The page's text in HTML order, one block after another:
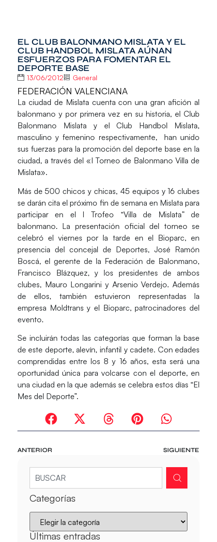
EL CLUB BALONMANO MISLATA Y EL
CLUB HANDBOL MISLATA AÚNAN
ESFUERZOS PARA FOMENTAR EL
DEPORTE BASE
13/06/2012 General
FEDERACIÓN VALENCIANA
La ciudad de Mislata cuenta con una gran afición al
balonmano y por primera vez en su historia, el Club
Balonmano Mislata y el Club Handbol Mislata,
masculino y femenino respectivamente, han unido
sus fuerzas para la promoción del deporte base en la
ciudad, a través del «I Torneo de Balonmano Villa de
Mislata».
Más de 500 chicos y chicas, 45 equipos y 16 clubes
se darán cita el próximo fin de semana en Mislata para
participar en el I Trofeo “Villa de Mislata” de
balonmano. La presentación oficial del torneo se
celebró el viernes por la tarde en el Bioparc, en
presencia del concejal de Deportes, José Ramón
Boscá, el gerente de la Federación de Balonmano,
Francisco Blázquez, y los presidentes de ambos
clubes, Mauro Longarini y Arsenio Verdejo. Además
de ellos, también estuvieron representadas la
empresa Moldtrans y el Bioparc, patrocinadores del
evento.
Se incluirán todas las categorías que forman la base
de este deporte, alevín, infantil y cadete. Con edades
comprendidas entre los 8 y 16 años, esta será una
oportunidad única para volcarse con el deporte, en
una ciudad en la que además se celebra estos días “El
Mes del Deporte”.
ANTERIOR SIGUIENTE
Categorías
Últimas entradas